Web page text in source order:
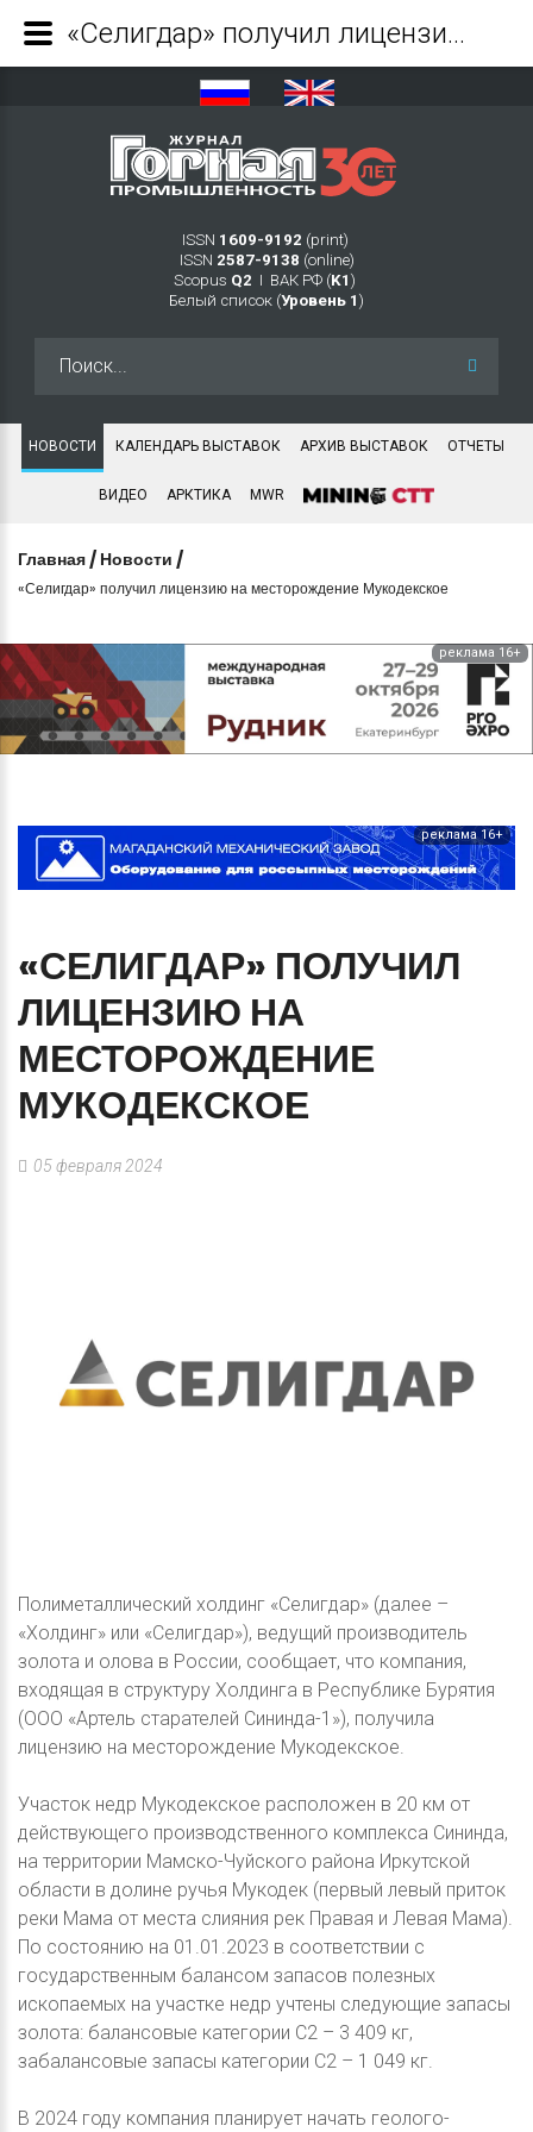
ISSN 1609-9192 (print)
ISSN 2587-9138 (online)
Scopus Q2 Ι ВАК РФ (K1 )
Белый список (Уровень 1 )
НОВОСТИ КАЛЕНДАРЬ ВЫСТАВОК АРХИВ ВЫСТАВОК ОТЧЕТЫ
ВИДЕО АРКТИКА MWR
Главная / Новости /
«Селигдар» получил лицензию на месторождение Мукодекское
реклама 16+
реклама 16+
«СЕЛИГДАР» ПОЛУЧИЛ
ЛИЦЕНЗИЮ НА
МЕСТОРОЖДЕНИЕ
МУКОДЕКСКОЕ
05 февраля 2024
Полиметаллический холдинг «Селигдар» (далее –
«Холдинг» или «Селигдар»), ведущий производитель
золота и олова в России, сообщает, что компания,
входящая в структуру Холдинга в Республике Бурятия
(ООО «Артель старателей Сининда-1»), получила
лицензию на месторождение Мукодекское.
Участок недр Мукодекское расположен в 20 км от
действующего производственного комплекса Сининда,
на территории Мамско-Чуйского района Иркутской
области в долине ручья Мукодек (первый левый приток
реки Мама от места слияния рек Правая и Левая Мама).
По состоянию на 01.01.2023 в соответствии с
государственным балансом запасов полезных
ископаемых на участке недр учтены следующие запасы
золота: балансовые категории С2 – 3 409 кг,
забалансовые запасы категории С2 – 1 049 кг.
В 2024 году компания планирует начать геолого-
«Селигдар» получил лицензию на месторождение Мукодекское - Журнал Горная промышленность